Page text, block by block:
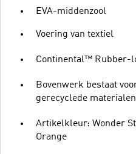
EVA-middenzool
Voering van textiel
Continental™ Rubber-
Bovenwerk bestaat
gerecyclede materialen
Artikelkleur: Wonder
Orange